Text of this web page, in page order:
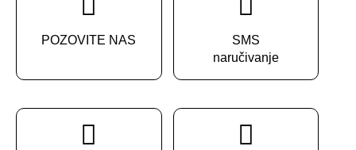
POZOVITE NAS
SMS
naručivanje